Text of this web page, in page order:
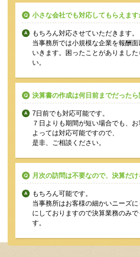
小さな会社でも対応してもらえます
もちろん対応させていただきます。
当事務所では小規模な企業を報酬
いきます。困ったことがありまし
い。
決算書の作成は何日前までだったら
7日前でも対応可能です。
７日よりも期間が短い場合でも、
よっては対応可能ですので、
是非、ご相談ください。
月次の訪問は不要なので、決算だ
もちろん可能です。
当事務所はお客様の細かいニーズ
にしておりますので決算業務のみ
す。